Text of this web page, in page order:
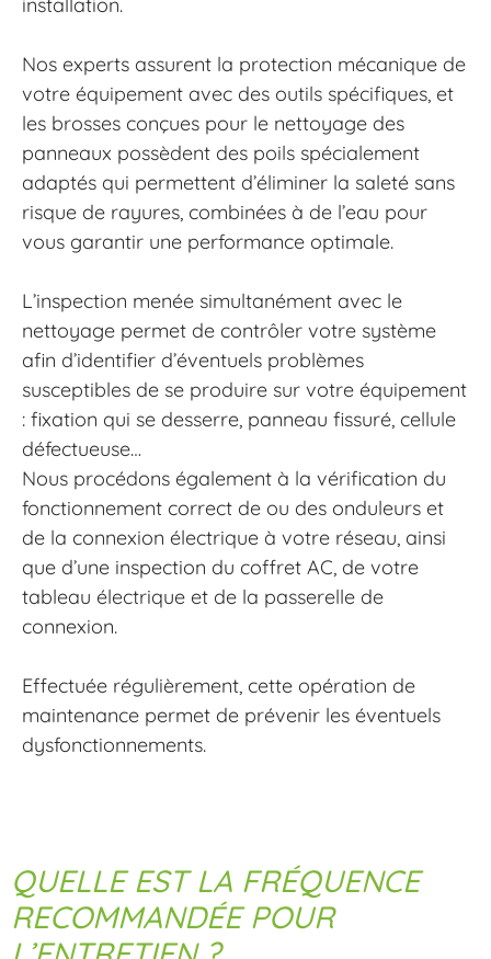
installation.
Nos experts assurent la protection mécanique de
votre équipement avec des outils spécifiques, et
les brosses conçues pour le nettoyage des
panneaux possèdent des poils spécialement
adaptés qui permettent d’éliminer la saleté sans
risque de rayures, combinées à de l’eau pour
vous garantir une performance optimale.
L’inspection menée simultanément avec le
nettoyage permet de contrôler votre système
afin d’identifier d’éventuels problèmes
susceptibles de se produire sur votre équipement
: fixation qui se desserre, panneau fissuré, cellule
défectueuse…
Nous procédons également à la vérification du
fonctionnement correct de ou des onduleurs et
de la connexion électrique à votre réseau, ainsi
que d’une inspection du coffret AC, de votre
tableau électrique et de la passerelle de
connexion.
Effectuée régulièrement, cette opération de
maintenance permet de prévenir les éventuels
dysfonctionnements.
QUELLE EST LA FRÉQUENCE
RECOMMANDÉE POUR